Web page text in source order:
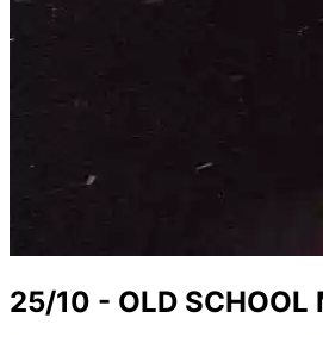
25/10 - OLD SCHOOL